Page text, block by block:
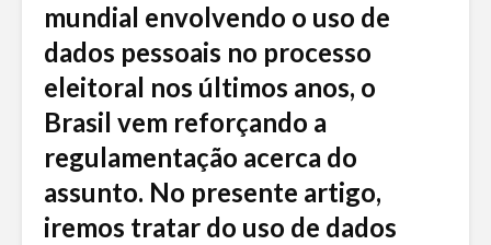
mundial envolvendo o uso de
dados pessoais no processo
eleitoral nos últimos anos, o
Brasil vem reforçando a
regulamentação acerca do
assunto. No presente artigo,
iremos tratar do uso de dados